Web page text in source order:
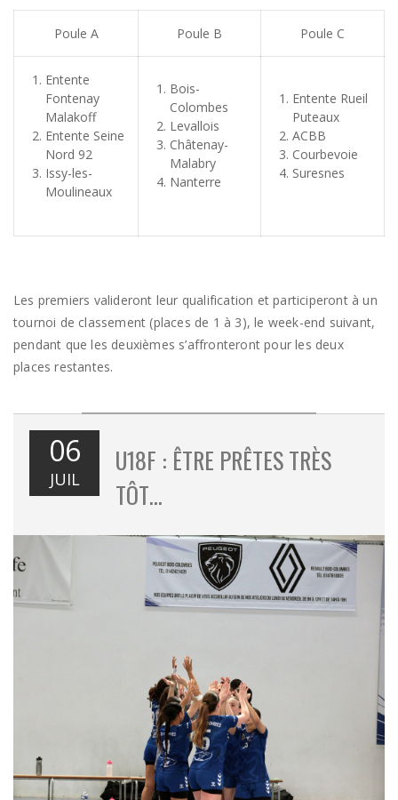
Poule A Poule B Poule C
Entente
Fontenay
Malakoff
Entente Seine
Nord 92
Issy-les-
Moulineaux
Bois-
Colombes
Levallois
Châtenay-
Malabry
Nanterre
Entente Rueil
Puteaux
ACBB
Courbevoie
Suresnes
Les premiers valideront leur qualification et participeront à un
tournoi de classement (places de 1 à 3), le week-end suivant,
pendant que les deuxièmes s’affronteront pour les deux
places restantes.
06
JUIL
U18F : ÊTRE PRÊTES TRÈS
TÔT…